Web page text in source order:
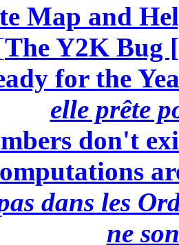
Map and
The Y2K Bug [
for the
elle prête
don't
dans les
ne